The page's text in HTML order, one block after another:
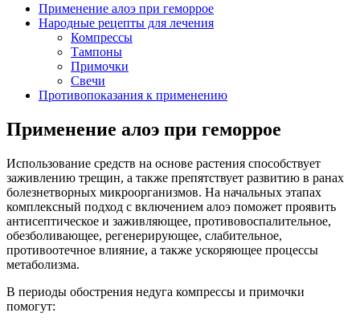
Применение алоэ при геморрое
Народные рецепты для лечения
Компрессы
Тампоны
Примочки
Свечи
Противопоказания к применению
Применение алоэ при геморрое
Использование средств на основе растения способствует
заживлению трещин, а также препятствует развитию в ранах
болезнетворных микроорганизмов. На начальных этапах
комплексный подход с включением алоэ поможет проявить
антисептическое и заживляющее, противовоспалительное,
обезболивающее, регенерирующее, слабительное,
противоотечное влияние, а также ускоряющее процессы
метаболизма.
В периоды обострения недуга компрессы и примочки
помогут: